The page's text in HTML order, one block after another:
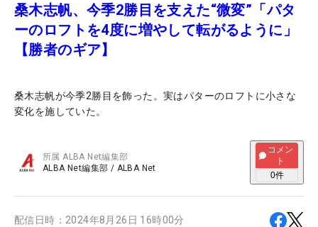
桑木志帆、今季2勝目を支えた“微変”「パタ
ーのロフトを4度に増やして転がるように」
【勝者のギア】
桑木志帆が今季2勝目を飾った。実はパターのロフトに小さな
変化を施していた。
所属ALBA Net編集部
ALBA Net編集部 / ALBA Net
コメン
ト
0件
配信日時： 2024年8月26日 16時00分